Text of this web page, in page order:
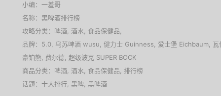
小编：一羞哥
名称： 黑啤酒排行榜
攻略分类： 啤酒 酒水 食品保健品
品牌： 5.0 乌苏啤酒 wusu 健力士 Guinness 爱士堡 Eichbaum
豪铂熊 费尔德 超级波克 SUPER BOCK
商品分类： 啤酒 酒水 食品保健品 排行榜
话题： 十大排行 黑啤 黑啤酒